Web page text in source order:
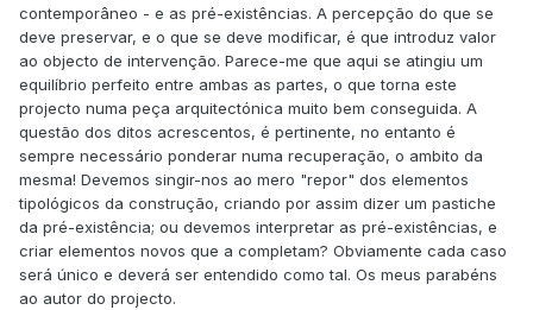
contemporâneo - e as pré-existências. A percepção do que se
deve preservar, e o que se deve modificar, é que introduz valor
ao objecto de intervenção. Parece-me que aqui se atingiu um
equilíbrio perfeito entre ambas as partes, o que torna este
projecto numa peça arquitectónica muito bem conseguida. A
questão dos ditos acrescentos, é pertinente, no entanto é
sempre necessário ponderar numa recuperação, o ambito da
mesma! Devemos singir-nos ao mero "repor" dos elementos
tipológicos da construção, criando por assim dizer um pastiche
da pré-existência; ou devemos interpretar as pré-existências, e
criar elementos novos que a completam? Obviamente cada caso
será único e deverá ser entendido como tal. Os meus parabéns
ao autor do projecto.